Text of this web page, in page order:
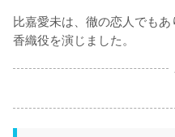
比嘉愛未は、徹の恋人でも
香織役を演じました。